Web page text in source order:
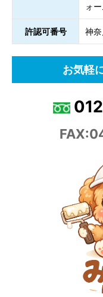
ォ
許認可番号 神
お気軽